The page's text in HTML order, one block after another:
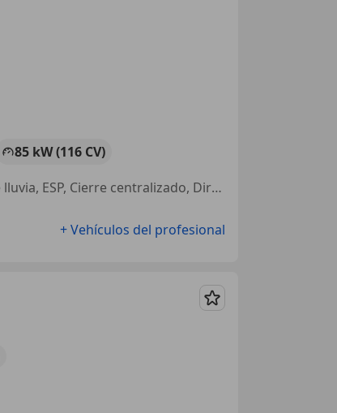
85 kW (116 CV)
Airbags laterales, ABS, Aire Acondicionado, Llantas de aleación, Sensor de lluvia, ESP, Cierre centralizado, Dirección asistida
+ Vehículos del profesional
Guardar